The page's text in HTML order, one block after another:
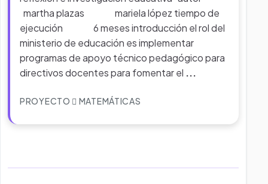
martha plazas mariela lópez tiempo de
ejecución 6 meses introducción el rol del
ministerio de educación es implementar
programas de apoyo técnico pedagógico para
directivos docentes para fomentar el ...
PROYECTO MATEMÁTICAS